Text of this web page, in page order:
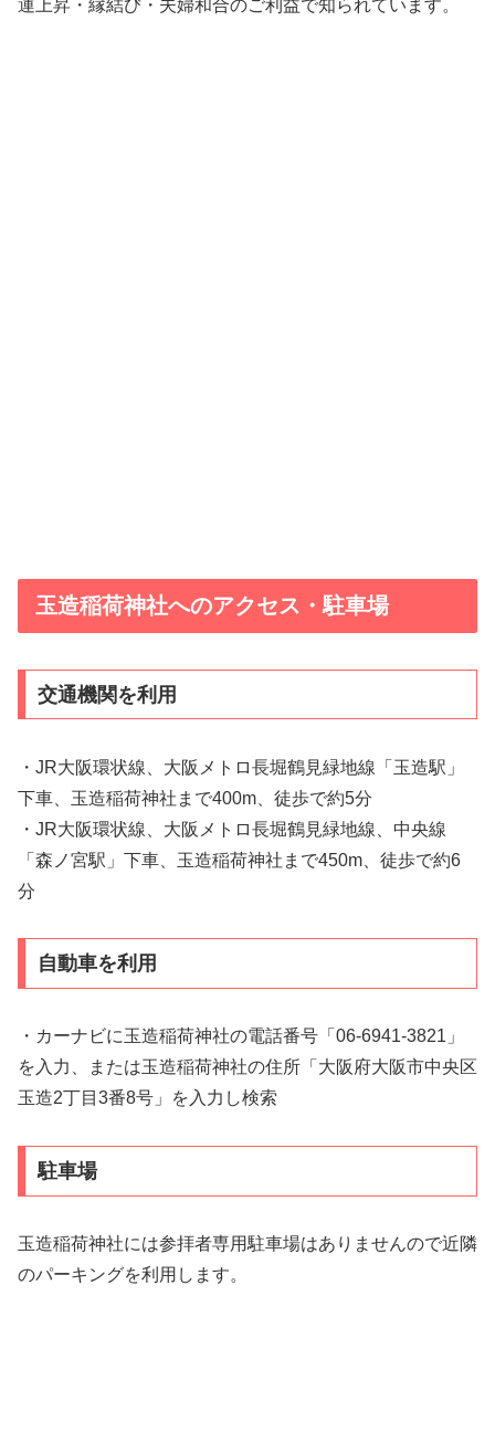
運上昇・縁結び・夫婦和合のご利益で知られています。
玉造稲荷神社へのアクセス・駐車場
交通機関を利用
・JR大阪環状線、大阪メトロ長堀鶴見緑地線「玉造駅」
下車、玉造稲荷神社まで400m、徒歩で約5分
・JR大阪環状線、大阪メトロ長堀鶴見緑地線、中央線
「森ノ宮駅」下車、玉造稲荷神社まで450m、徒歩で約6
分
自動車を利用
・カーナビに玉造稲荷神社の電話番号「06-6941-3821」
を入力、または玉造稲荷神社の住所「大阪府大阪市中央区
玉造2丁目3番8号」を入力し検索
駐車場
玉造稲荷神社には参拝者専用駐車場はありませんので近隣
のパーキングを利用します。